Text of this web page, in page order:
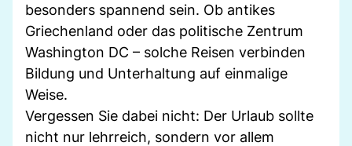
besonders spannend sein. Ob antikes
Griechenland oder das politische Zentrum
Washington DC – solche Reisen verbinden
Bildung und Unterhaltung auf einmalige
Weise.
Vergessen Sie dabei nicht: Der Urlaub sollte
nicht nur lehrreich, sondern vor allem